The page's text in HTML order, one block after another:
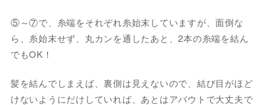
⑤～⑦で、糸端をそれぞれ糸始末していますが、面倒な
ら、糸始末せず、丸カンを通したあと、2本の糸端を結ん
でもOK！
髪を結んでしまえば、裏側は見えないので、結び目がほど
けないようにだけしていれば、あとはアバウトで大丈夫で